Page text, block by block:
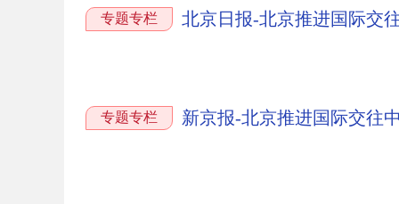
专题专栏 北京日报-北京推进国际交
专题专栏 新京报-北京推进国际交往